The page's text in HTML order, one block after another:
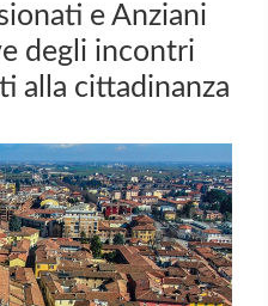
e Anziani
degli incontri
alla cittadinanza